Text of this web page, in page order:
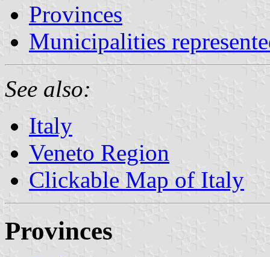
Provinces
Municipalities
See also:
Italy
Veneto Region
Clickable Map of Italy
Provinces